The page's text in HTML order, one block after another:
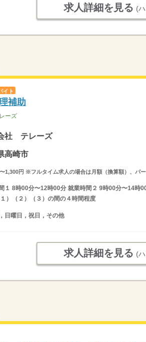
求人詳細を見る (
イト
補助
ーズ
社 テレーズ
高崎市
1,300円 ※フルタイム求人の場合は月額（換算額）、パ
１ 8時00分〜12時00分 就業時間２ 9時00分〜14時
）（２）（３）の間の４時間程度
日曜日，祝日，その他
求人詳細を見る (